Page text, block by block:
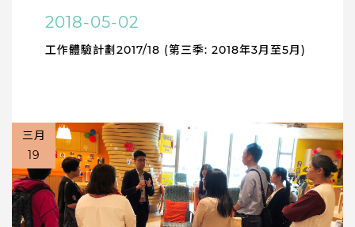
2018-05-02
工作體驗計劃2017/18 (第三季: 2018年3月至5月)
三月
19